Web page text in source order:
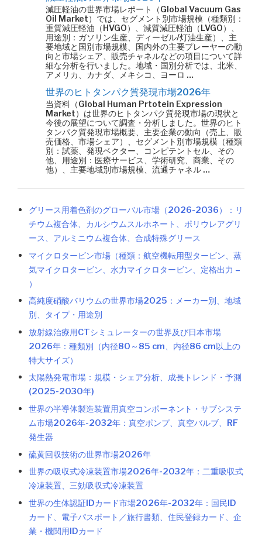
減圧軽油の世界市場レポート（Global Vacuum Gas
Oil Market）では、セグメント別市場規模（種類別：
重質減圧軽油（HVGO）、減質減圧軽油（LVGO）、
用途別：ガソリン生産、ディーゼル/灯油生産）、主
要地域と国別市場規模、国内外の主要プレーヤーの動
向と市場シェア、販売チャネルなどの項目について詳
細な分析を行いました。地域・国別分析では、北米、
アメリカ、カナダ、メキシコ、ヨーロ …
世界のヒトタンパク質発現市場2026年
当資料（Global Human Prtotein Expression
Market）は世界のヒトタンパク質発現市場の現状と
今後の展望について調査・分析しました。世界のヒト
タンパク質発現市場概要、主要企業の動向（売上、販
売価格、市場シェア）、セグメント別市場規模（種類
別：試薬、発現ベクター、コンピテントセル、その
他、用途別：医療サービス、学術研究、商業、その
他）、主要地域別市場規模、流通チャネル …
グリース用着色剤のグローバル市場（2026-2036）：リ
チウム複合体、カルシウムスルホネート、ポリウレアグリ
ース、アルミニウム複合体、合成特殊グリース
マイクロタービン市場（種類：航空機転用型タービン、蒸
気マイクロタービン、水力マイクロタービン、定格出力 –
）
高純度硝酸バリウムの世界市場2025：メーカー別、地域
別、タイプ・用途別
放射線治療用CTシミュレーターの世界及び日本市場
2026年：種類別（内径80～85 cm、内径86 cm以上の
特大サイズ）
太陽熱発電市場：規模・シェア分析、成長トレンド・予測
(2025-2030年)
世界の半導体製造装置用真空コンポーネント・サブシステ
ム市場2026年-2032年：真空ポンプ、真空バルブ、RF
発生器
硫黄回収技術の世界市場2026年
世界の吸収式冷凍装置市場2026年-2032年：二重吸収式
冷凍装置、三効吸収式冷凍装置
世界の生体認証IDカード市場2026年-2032年：国民ID
カード、電子パスポート／旅行書類、住民登録カード、企
業・機関用IDカード